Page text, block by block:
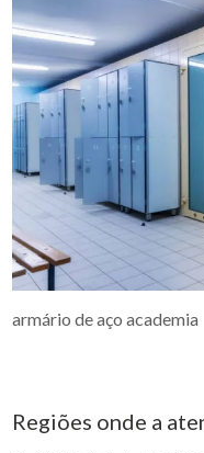
armário de aço academia
Regiões onde a